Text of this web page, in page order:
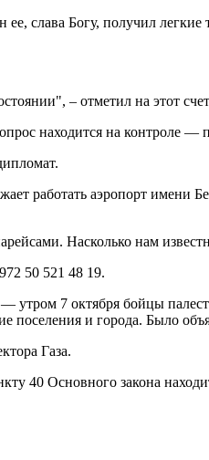
слава Богу, получил
– отметил на этот
находится на
работать аэропорт
Насколько нам
50 521 48 19.
утром 7 октября бойцы
поселения и города. Было
Газа.
40 Основного закона